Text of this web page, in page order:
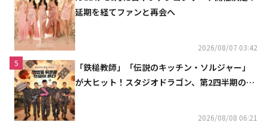
延期を経てファンと再会へ
2026/08/07 03:42
5
「鉄槌教師」「伝説のキッチン・ソルジャー」
が大ヒット！スタジオドラゴン、第2四半期の売
2026/08/08 06:21